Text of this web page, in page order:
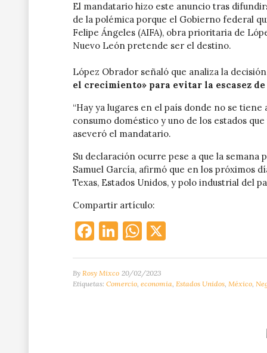
El mandatario hizo este anuncio tras
de la polémica porque el Gobierno federal
Felipe Ángeles (AIFA), obra prioritaria de
Nuevo León pretende ser el destino.
López Obrador señaló que analiza la
el crecimiento» para evitar la escasez
“Hay ya lugares en el país donde no se
consumo doméstico y uno de los estados
aseveró el mandatario.
Su declaración ocurre pese a que la
Samuel García, afirmó que en los próximos
Texas, Estados Unidos, y polo industrial del
Compartir artículo:
Facebook
LinkedIn
WhatsApp
By Rosy Mixco 20/02/2023
Etiquetas: Comercio, economia, Estados Unidos, México,